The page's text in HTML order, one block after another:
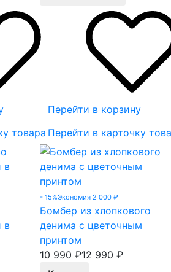
товара
Перейти в корзину
Перейти в карточку
в
- 15%Экономия 2 000 ₽
Бомбер из хлопкового
денима с цветочным
принтом
10 990 ₽12 990 ₽